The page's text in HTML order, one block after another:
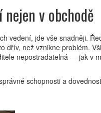
v obchodě
vedení, jde vše snadněji.
dřív, než vznikne problém.
nepostradatelná — jak v
schopnosti a